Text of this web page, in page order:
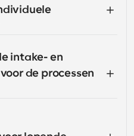
intake- en
de processen